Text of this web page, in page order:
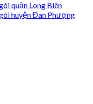
quận Long Biên
huyện Đan Phượng